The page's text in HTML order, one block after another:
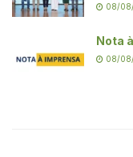
08/
Nota
08/